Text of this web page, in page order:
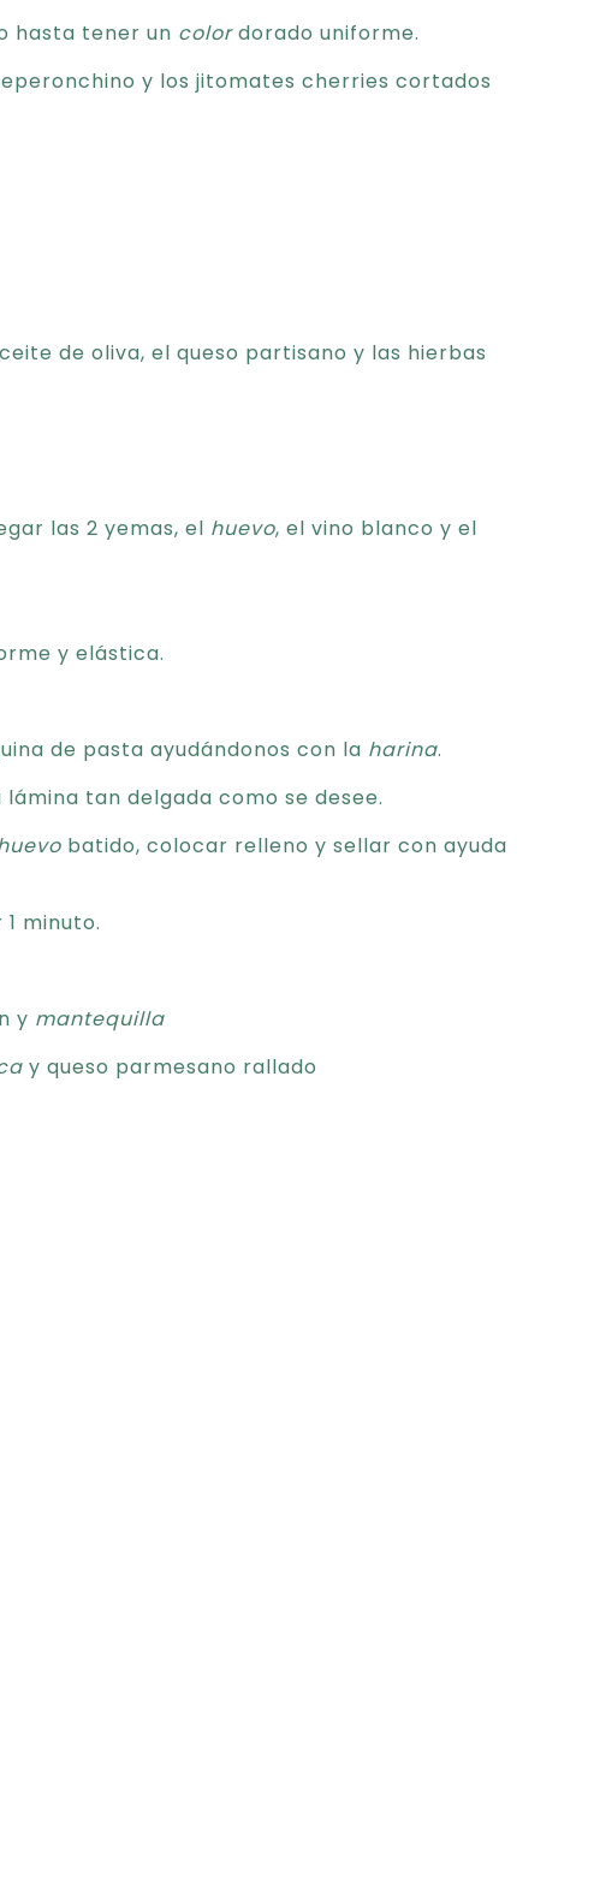
hasta tener un colordorado uniforme.
y los jitomates cherries cortados
de oliva, el queso partisano y las hierbas
las 2 yemas, el huevo, el vino blanco y el
y elástica.
de pasta ayudándonos con la harina.
tan delgada como se desee.
batido, colocar relleno y sellar con ayuda
minuto.
y mantequilla
y queso parmesano rallado